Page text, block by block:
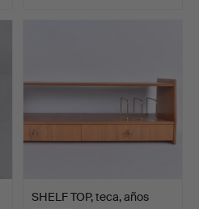
SHELF TOP, teca, años